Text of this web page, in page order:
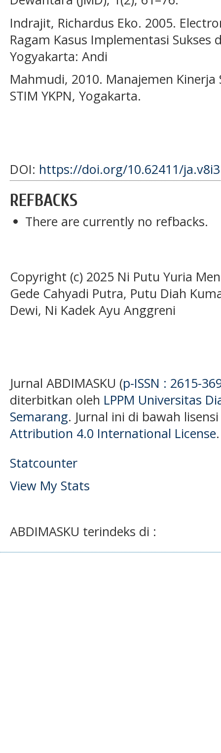
Indrajit, Richardus Eko. 2005.
Ragam Kasus Implementasi Sukses
Yogyakarta: Andi
Mahmudi, 2010. Manajemen Kinerja
STIM YKPN, Yogakarta.
DOI: https://doi.org/10.62411/
REFBACKS
There are currently no refbacks.
Copyright (c) 2025 Ni Putu Yuria
Gede Cahyadi Putra, Putu Diah
Dewi, Ni Kadek Ayu Anggreni
Jurnal ABDIMASKU (p-ISSN : 2615-
diterbitkan oleh LPPM Universitas
Semarang. Jurnal ini di bawah
Attribution 4.0 International License.
Statcounter
View My Stats
ABDIMASKU terindeks di :